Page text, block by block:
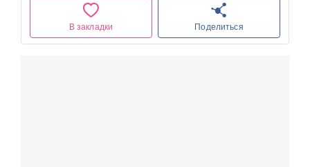
В закладки Поделиться